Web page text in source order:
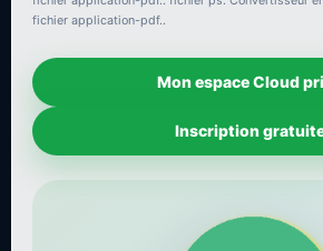
fichier application-pdf..
Mon espace Cloud
Inscription